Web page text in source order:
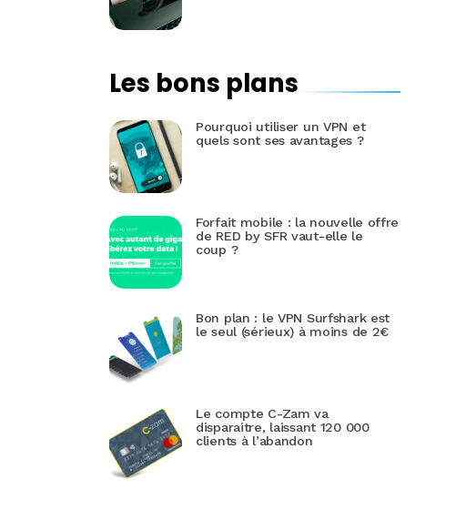
Les bons plans
Pourquoi utiliser un VPN et
quels sont ses avantages ?
Forfait mobile : la nouvelle offre
de RED by SFR vaut-elle le
coup ?
Bon plan : le VPN Surfshark est
le seul (sérieux) à moins de 2€
Le compte C-Zam va
disparaitre, laissant 120 000
clients à l’abandon